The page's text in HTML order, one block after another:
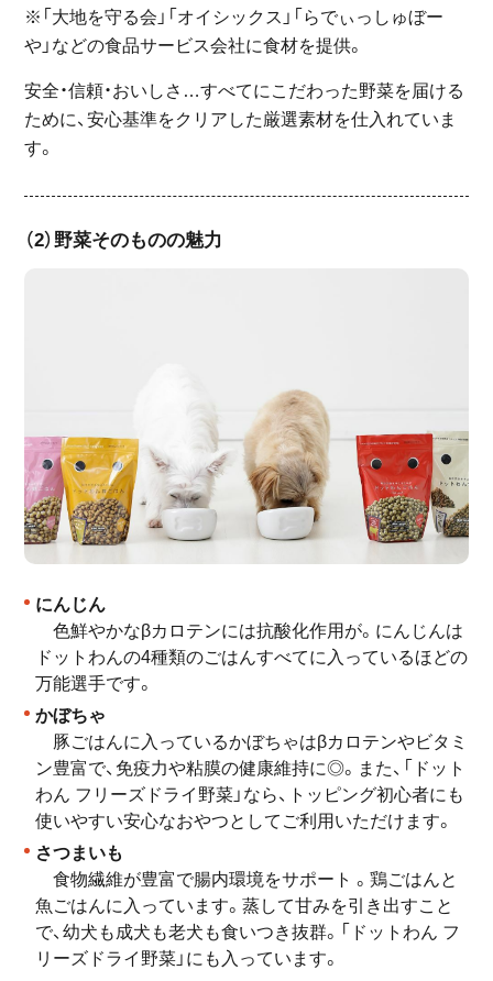
※「大地を守る会」「オイシックス」「らでぃっしゅぼー
や」などの食品サービス会社に食材を提供。
安全・信頼・おいしさ…すべてにこだわった野菜を届ける
ために、安心基準をクリアした厳選素材を仕入れていま
す。
（2）野菜そのものの魅力
にんじん
色鮮やかなβカロテンには抗酸化作用が。にんじんは
ドットわんの4種類のごはんすべてに入っているほどの
万能選手です。
かぼちゃ
豚ごはんに入っているかぼちゃはβカロテンやビタミ
ン豊富で、免疫力や粘膜の健康維持に◎。また、 「ドット
わん フリーズドライ野菜」 なら、トッピング初心者にも
使いやすい安心なおやつとしてご利用いただけます。
さつまいも
食物繊維が豊富で腸内環境をサポート 。鶏ごはんと
魚ごはんに入っています。蒸して甘みを引き出すこと
で、幼犬も成犬も老犬も食いつき抜群。 「ドットわん フ
リーズドライ野菜」 にも入っています。